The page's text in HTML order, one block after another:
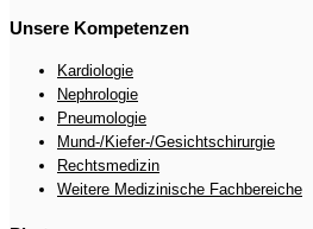
Unsere Kompetenzen
Kardiologie
Nephrologie
Pneumologie
Mund-/Kiefer-/Gesichtschirurgie
Rechtsmedizin
Weitere Medizinische Fachbereiche